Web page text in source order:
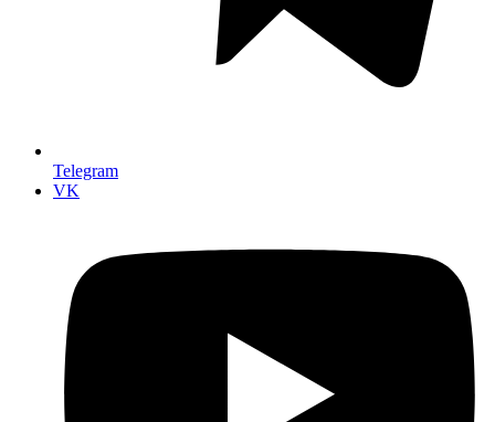
Telegram
VK